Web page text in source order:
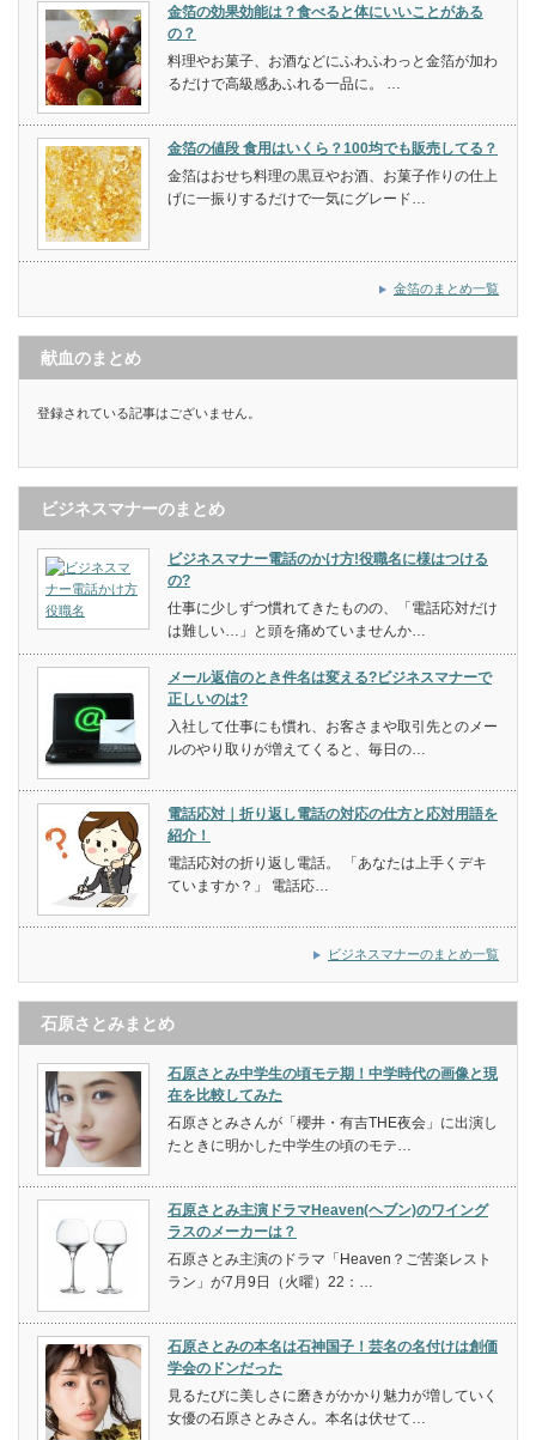
金箔の効果効能は？食べると体にいいことがある
の？
料理やお菓子、お酒などにふわふわっと金箔が加わ
るだけで高級感あふれる一品に。 …
金箔の値段 食用はいくら？100均でも販売してる？
金箔はおせち料理の黒豆やお酒、お菓子作りの仕上
げに一振りするだけで一気にグレード…
金箔のまとめ一覧
献血のまとめ
登録されている記事はございません。
ビジネスマナーのまとめ
ビジネスマナー電話のかけ方!役職名に様はつける
の?
仕事に少しずつ慣れてきたものの、「電話応対だけ
は難しい…」と頭を痛めていませんか…
メール返信のとき件名は変える?ビジネスマナーで
正しいのは?
入社して仕事にも慣れ、お客さまや取引先とのメー
ルのやり取りが増えてくると、毎日の…
電話応対｜折り返し電話の対応の仕方と応対用語を
紹介！
電話応対の折り返し電話。 「あなたは上手くデキ
ていますか？」 電話応…
ビジネスマナーのまとめ一覧
石原さとみまとめ
石原さとみ中学生の頃モテ期！中学時代の画像と現
在を比較してみた
石原さとみさんが「櫻井・有吉THE夜会」に出演し
たときに明かした中学生の頃のモテ…
石原さとみ主演ドラマHeaven(ヘブン)のワイング
ラスのメーカーは？
石原さとみ主演のドラマ「Heaven？ご苦楽レスト
ラン」が7月9日（火曜）22：…
石原さとみの本名は石神国子！芸名の名付けは創価
学会のドンだった
見るたびに美しさに磨きがかかり魅力が増していく
女優の石原さとみさん。本名は伏せて…